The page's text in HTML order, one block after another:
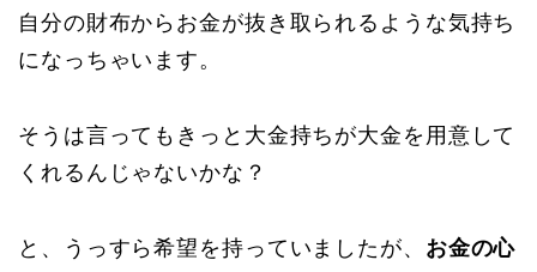
自分の財布からお金が抜き取られるような気持ち
になっちゃいます。
そうは言ってもきっと大金持ちが大金を用意して
くれるんじゃないかな？
と、うっすら希望を持っていましたが、 お金の心